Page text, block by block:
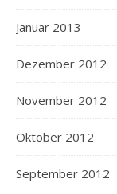
Januar 2013
Dezember 2012
November 2012
Oktober 2012
September 2012